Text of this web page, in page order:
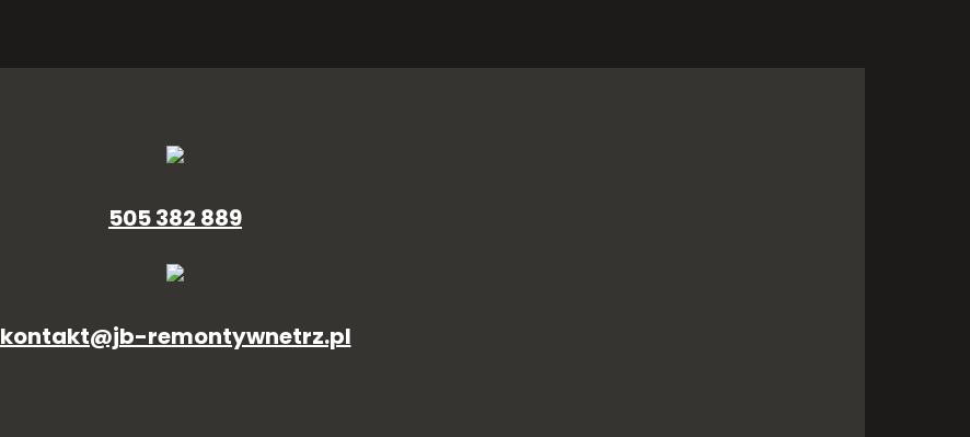
505 382 889
kontakt@jb-remontywnetrz.pl